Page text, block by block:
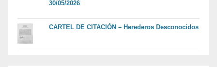
30/05/2026
CARTEL DE CITACIÓN – Herederos Desconocidos